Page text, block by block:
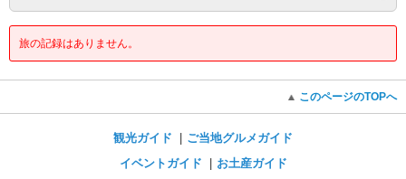
旅の記録はありません。
このページのTOPへ
観光ガイド
ご当地グルメガイド
イベントガイド
お土産ガイド